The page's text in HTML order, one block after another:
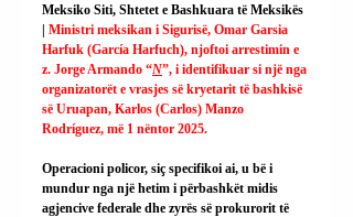
Meksiko Siti, Shtetet e Bashkuara të Meksikës
| Ministri meksikan i Sigurisë, Omar Garsia
Harfuk (García Harfuch), njoftoi arrestimin e
z. Jorge Armando “N”, i identifikuar si një nga
organizatorët e vrasjes së kryetarit të bashkisë
së Uruapan, Karlos (Carlos) Manzo
Rodríguez, më 1 nëntor 2025.
Operacioni policor, siç specifikoi ai, u bë i
mundur nga një hetim i përbashkët midis
agjencive federale dhe zyrës së prokurorit të